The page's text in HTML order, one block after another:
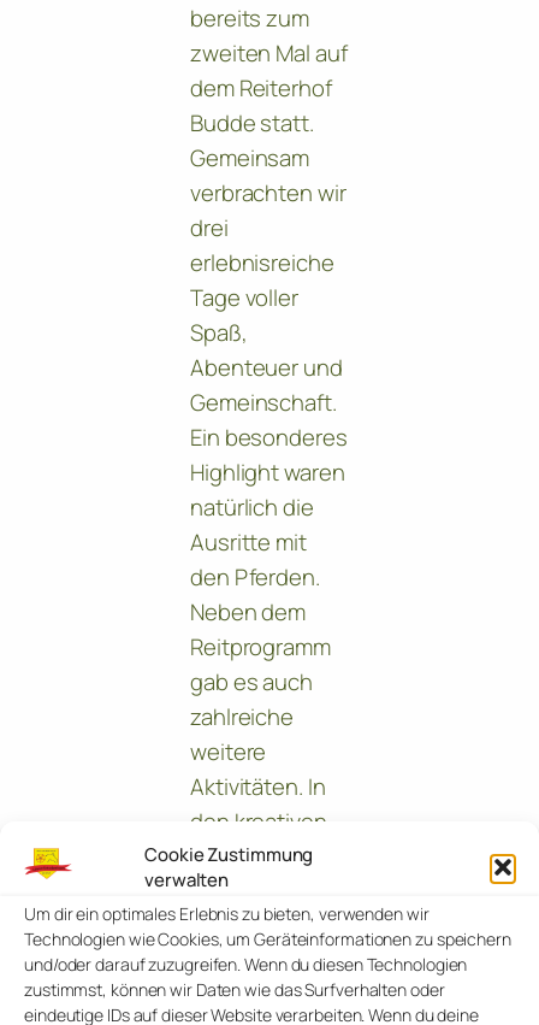
Cookie Zustimmung
verwalten
Um dir ein optimales Erlebnis zu bieten, verwenden wir
Technologien wie Cookies, um Geräteinformationen zu speichern
und/oder darauf zuzugreifen. Wenn du diesen Technologien
zustimmst, können wir Daten wie das Surfverhalten oder
eindeutige IDs auf dieser Website verarbeiten. Wenn du deine
bereits zum
zweiten Mal auf
dem Reiterhof
Budde statt.
Gemeinsam
verbrachten wir
drei
erlebnisreiche
Tage voller
Spaß,
Abenteuer und
Gemeinschaft.
Ein besonderes
Highlight waren
natürlich die
Ausritte mit
den Pferden.
Neben dem
Reitprogramm
gab es auch
zahlreiche
weitere
Aktivitäten. In
den kreativen
Pausen wurden
bunte
Armbänder
gebastelt und
verschiedene